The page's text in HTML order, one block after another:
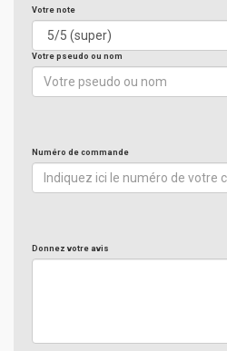
Votre note
Votre pseudo ou nom
Numéro de commande
Donnez votre avis